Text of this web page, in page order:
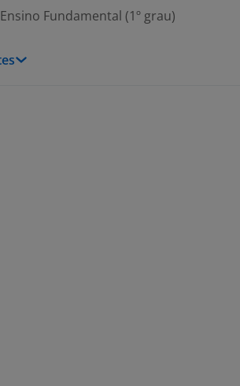
Ensino Fundamental (1º grau)